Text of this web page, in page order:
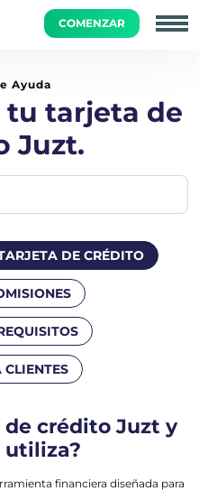
COMENZAR
¿Qué es la tarjeta de crédito
Ayuda
tu tarjeta de
Juzt.
DE CRÉDITO
crédito Juzt y
utiliza?
financiera diseñada para